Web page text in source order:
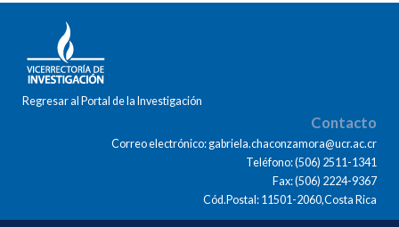
Regresar al Portal de la Investigación
Contacto
Correo electrónico: gabriela.chaconzamora@ucr.ac.cr
Teléfono: (506) 2511-1341
Fax: (506) 2224-9367
Cód.Postal: 11501-2060,Costa Rica